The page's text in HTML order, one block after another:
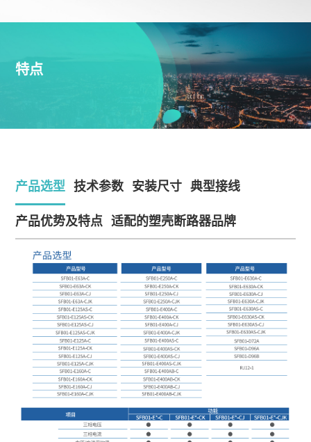
特点
产品选型 技术参数 安装尺寸 典型接线
产品优势及特点 适配的塑壳断路器品牌